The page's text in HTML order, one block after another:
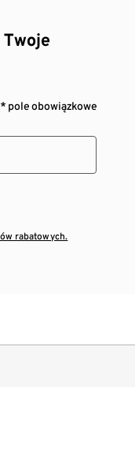
* pole obowiązkowe
rabatowych.